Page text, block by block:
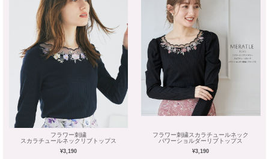
フラワー刺繍
スカラチュールネックリブトップス
¥3,190
フラワー刺繍スカラチュールネック
パワーショルダーリブトップス
¥3,190